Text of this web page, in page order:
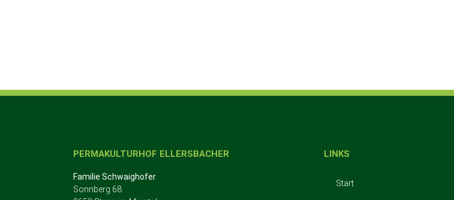
PERMAKULTURHOF ELLERSBACHER
Familie Schwaighofer
Sonnberg 68
LINKS
Start